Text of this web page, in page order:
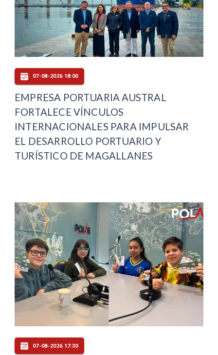
07-08-2026 18:00
EMPRESA PORTUARIA AUSTRAL
FORTALECE VÍNCULOS
INTERNACIONALES PARA IMPULSAR
EL DESARROLLO PORTUARIO Y
TURÍSTICO DE MAGALLANES
07-08-2026 17:30